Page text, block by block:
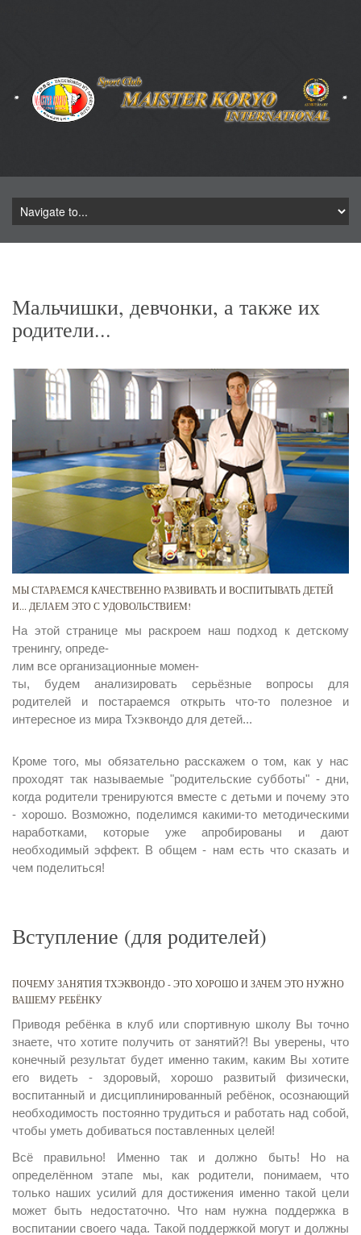
Мальчишки, девчонки, а также их
родители...
МЫ СТАРАЕМСЯ КАЧЕСТВЕННО РАЗВИВАТЬ И ВОСПИТЫВАТЬ ДЕТЕЙ
И... ДЕЛАЕМ ЭТО С УДОВОЛЬСТВИЕМ!
На этой странице мы раскроем наш подход к детскому
тренингу, опреде-
лим все организационные момен-
ты, будем анализировать серьёзные вопросы для
родителей и постараемся открыть что-то полезное и
интересное из мира Тхэквондо для детей...
Кроме того, мы обязательно расскажем о том, как у нас
проходят так называемые "родительские субботы" - дни,
когда родители тренируются вместе с детьми и почему это
- хорошо. Возможно, поделимся какими-то методическими
наработками, которые уже апробированы и дают
необходимый эффект. В общем - нам есть что сказать и
чем поделиться!
Вступление (для родителей)
ПОЧЕМУ ЗАНЯТИЯ ТХЭКВОНДО - ЭТО ХОРОШО И ЗАЧЕМ ЭТО НУЖНО
ВАШЕМУ РЕБЁНКУ
Приводя ребёнка в клуб или спортивную школу Вы точно
знаете, что хотите получить от занятий?! Вы уверены, что
конечный результат будет именно таким, каким Вы хотите
его видеть - здоровый, хорошо развитый физически,
воспитанный и дисциплинированный ребёнок, осознающий
необходимость постоянно трудиться и работать над собой,
чтобы уметь добиваться поставленных целей!
Всё правильно! Именно так и должно быть! Но на
определённом этапе мы, как родители, понимаем, что
только наших усилий для достижения именно такой цели
может быть недостаточно. Что нам нужна поддержка в
воспитании своего чада. Такой поддержкой могут и должны